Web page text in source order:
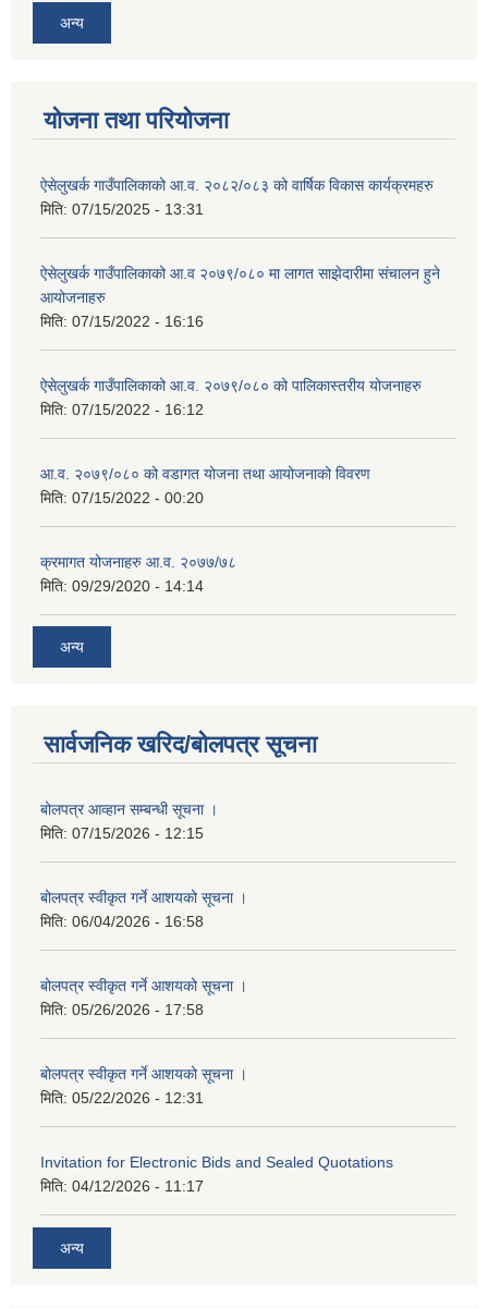
अन्य
योजना तथा परियोजना
ऐसेलुखर्क गाउँपालिकाको आ.व. २०८२/०८३ को वार्षिक विकास कार्यक्रमहरु
मिति: 07/15/2025 - 13:31
ऐसेलुखर्क गाउँपालिकाको आ.व २०७९/०८० मा लागत साझेदारीमा संचालन हुने
आयोजनाहरु
मिति: 07/15/2022 - 16:16
ऐसेलुखर्क गाउँपालिकाको आ.व. २०७९/०८० को पालिकास्तरीय योजनाहरु
मिति: 07/15/2022 - 16:12
आ.व. २०७९/०८० को वडागत योजना तथा आयोजनाको विवरण
मिति: 07/15/2022 - 00:20
क्रमागत योजनाहरु आ.व. २०७७/७८
मिति: 09/29/2020 - 14:14
अन्य
सार्वजनिक खरिद/बोलपत्र सूचना
बोलपत्र आव्हान सम्बन्धी सूचना ।
मिति: 07/15/2026 - 12:15
बोलपत्र स्वीकृत गर्ने आशयको सूचना ।
मिति: 06/04/2026 - 16:58
बोलपत्र स्वीकृत गर्ने आशयको सूचना ।
मिति: 05/26/2026 - 17:58
बोलपत्र स्वीकृत गर्ने आशयको सूचना ।
मिति: 05/22/2026 - 12:31
Invitation for Electronic Bids and Sealed Quotations
मिति: 04/12/2026 - 11:17
अन्य